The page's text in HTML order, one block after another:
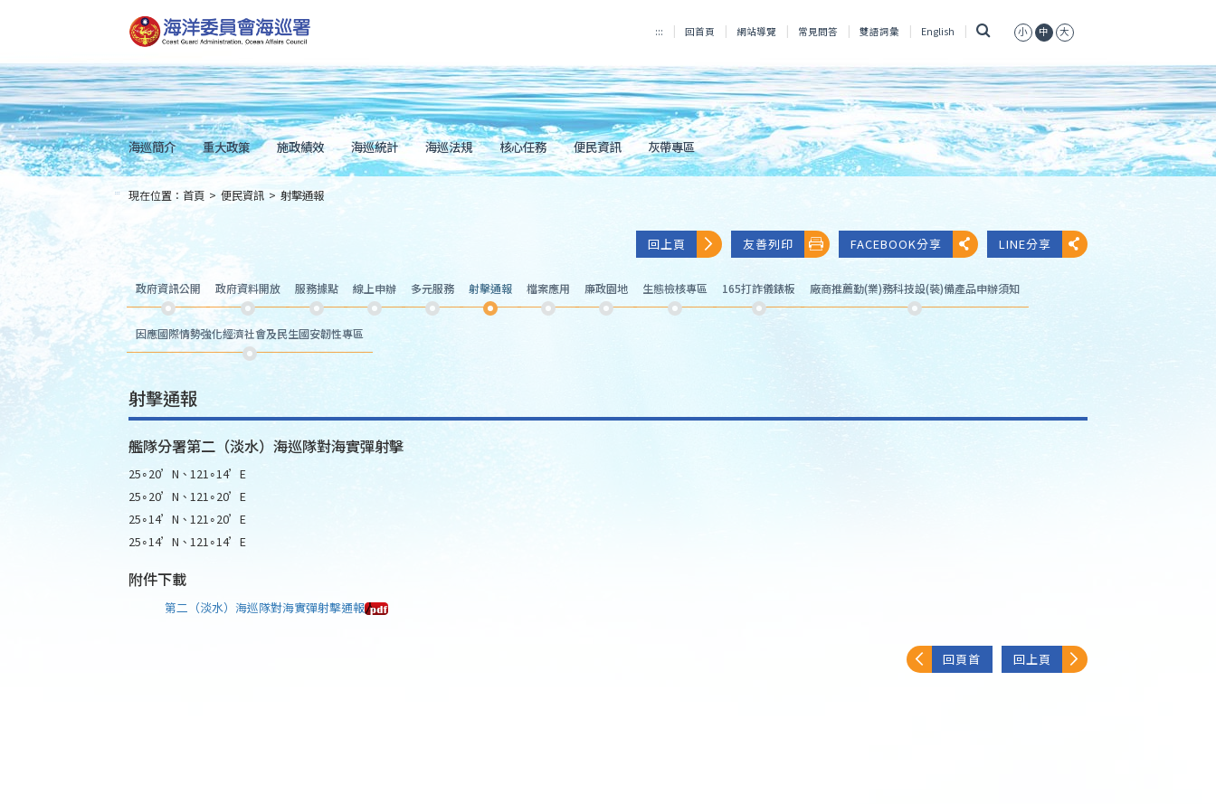
到
主
內
容
Skip
to
main
content
::: 回首頁 網站導覽 常見問答 雙語詞彙 English 小 中 大
海巡簡介 重大政策 施政績效 海巡統計 海巡法規 核心任務 便民資訊 灰帶專區
::: 現在位置： 首頁 > 便民資訊 > 射擊通報
回上頁 友善列印 FACEBOOK分享 LINE分享
政府資訊公開 政府資料開放 服務據點 線上申辦 多元服務 射擊通報 檔案應用 廉政園地 生態檢核專區 165打詐儀錶板 廠商推薦勤(業)務科技設(裝)備產品申辦須知
因應國際情勢強化經濟社會及民生國安韌性專區
射擊通報
艦隊分署第二（淡水）海巡隊對海實彈射擊
25∘20’N、121∘14’E
25∘20’N、121∘20’E
25∘14’N、121∘20’E
25∘14’N、121∘14’E
附件下載
第二（淡水）海巡隊對海實彈射擊通報
回頁首 回上頁